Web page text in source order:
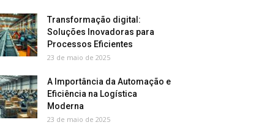
Transformação digital:
Soluções Inovadoras para
Processos Eficientes
23 de maio de 2025
A Importância da Automação e
Eficiência na Logística
Moderna
23 de maio de 2025